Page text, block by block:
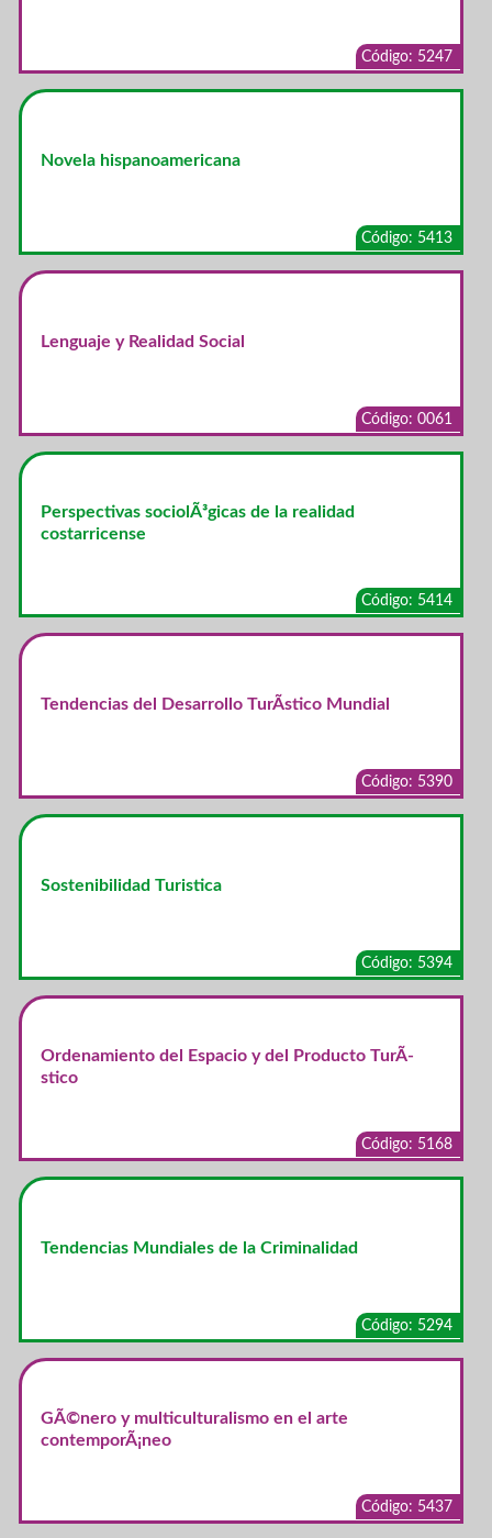
Código: 5247
Novela hispanoamericana
Código: 5413
Lenguaje y Realidad Social
Código: 0061
Perspectivas sociolÃ³gicas de la realidad
costarricense
Código: 5414
Tendencias del Desarrollo TurÃ­stico Mundial
Código: 5390
Sostenibilidad Turistica
Código: 5394
Ordenamiento del Espacio y del Producto TurÃ­
stico
Código: 5168
Tendencias Mundiales de la Criminalidad
Código: 5294
GÃ©nero y multiculturalismo en el arte
contemporÃ¡neo
Código: 5437